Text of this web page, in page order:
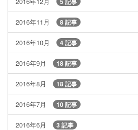
2016年11月 8 記事
2016年10月 4 記事
2016年9月 18 記事
2016年8月 18 記事
2016年7月 10 記事
2016年6月 3 記事